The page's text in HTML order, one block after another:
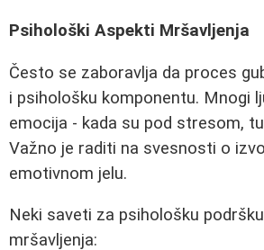
Psihološki Aspekti Mršavljenja
Često se zaboravlja da proces
i psihološku komponentu. Mnogi
emocija - kada su pod stresom,
Važno je raditi na svesnosti o
emotivnom jelu.
Neki saveti za psihološku
mršavljenja: